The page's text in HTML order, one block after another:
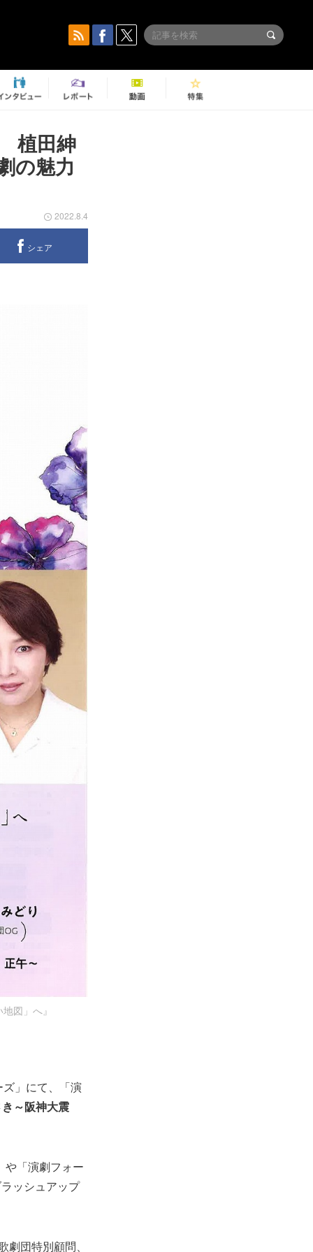
植田紳
の魅力
2022.8.4
シェア
図」へ』
」にて、「演
～阪神大震
や「演劇フォー
ッシュアップ
団特別顧問、